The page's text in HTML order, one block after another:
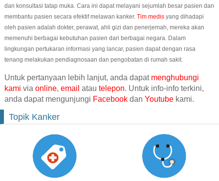
dan konsultasi tatap muka. Cara ini dapat melayani sejumlah besar pasien dan
membantu pasien secara efektif melawan kanker. Tim medisyang dihadapi
oleh pasien adalah dokter, perawat, ahli gizi dan penerjemah, mereka akan
memenuhi berbagai kebutuhan pasien dari berbagai negara. Dalam
lingkungan pertukaran informasi yang lancar, pasien dapat dengan rasa
tenang melakukan pendiagnosaan dan pengobatan di rumah sakit.
Untuk pertanyaan lebih lanjut, anda dapat menghubungi
kami via online, email atau telepon. Untuk info-info terkini,
anda dapat mengunjungi Facebookdan Youtubekami.
Topik Kanker